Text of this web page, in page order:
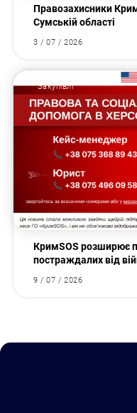
Правозахисники
Сумській області
3 / 07 / 2026
Закупівлі
КримSOS розширює
постраждалих від
9 / 07 / 2026